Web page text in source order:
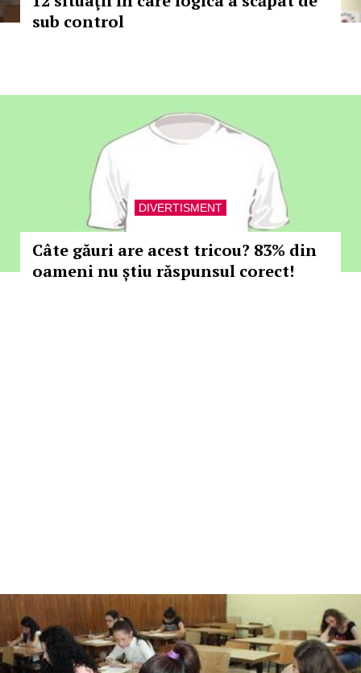
sub control
DIVERTISMENT
Câte găuri are acest tricou? 83% din
oameni nu știu răspunsul corect!